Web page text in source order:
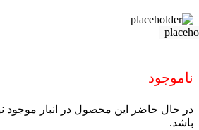
ناموجود
در حال حاضر این محصول در انبار
باشد.